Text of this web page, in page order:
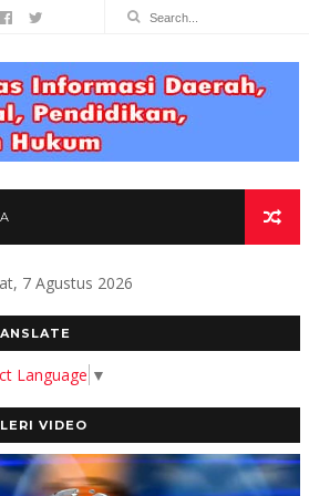
" KOMITMEN KAMI
7 Agustus 2026
Language ▼
VIDEO